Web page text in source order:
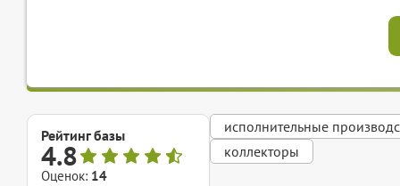
Рейтинг базы
4.8
Оценок: 14
исполнительные
коллекторы